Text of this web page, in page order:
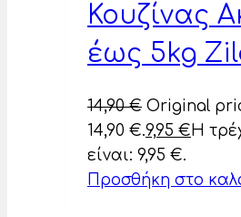
Κουζίνας
έως 5kg
14,90€ Original
14,90 €.9,95 €Η
είναι: 9,95 €.
Προσθήκη στο